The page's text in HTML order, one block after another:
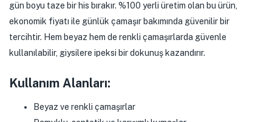
gün boyu taze bir his bırakır. %100 yerli üretim olan bu ürün,
ekonomik fiyatı ile günlük çamaşır bakımında güvenilir bir
tercihtir. Hem beyaz hem de renkli çamaşırlarda güvenle
kullanılabilir, giysilere ipeksi bir dokunuş kazandırır.
Kullanım Alanları:
Beyaz ve renkli çamaşırlar